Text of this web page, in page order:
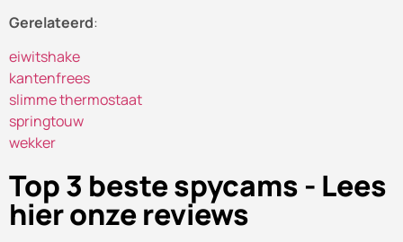
Top 3 beste spycams - Lees
hier onze reviews
Gerelateerd:
eiwitshake
kantenfrees
slimme thermostaat
springtouw
wekker